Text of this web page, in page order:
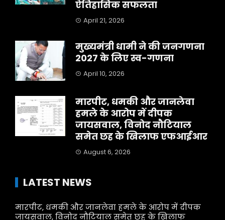
ऐतिहासिक सफलता
April 21, 2026
मुख्यमंत्री धामी ने की जनगणना
2027 के लिए स्व-गणना
April 10, 2026
मारपीट, धमकी और जानलेवा
हमले के आरोप में दीपक
जायसवाल, विनोद नौटियाल
समेत छह के खिलाफ एफआईआर
August 6, 2026
LATEST NEWS
मारपीट, धमकी और जानलेवा हमले के आरोप में दीपक
जायसवाल, विनोद नौटियाल समेत छह के खिलाफ